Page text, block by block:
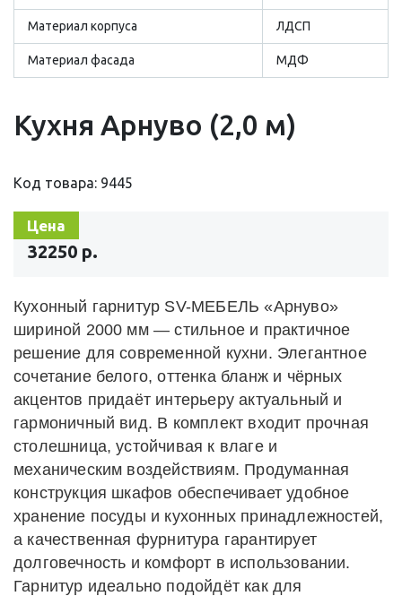
Материал корпуса ЛДСП
Материал фасада МДФ
Кухня Арнуво (2,0 м)
Код товара: 9445
Цена
32250 р.
Кухонный гарнитур SV-МЕБЕЛЬ «Арнуво»
шириной 2000 мм — стильное и практичное
решение для современной кухни. Элегантное
сочетание белого, оттенка бланж и чёрных
акцентов придаёт интерьеру актуальный и
гармоничный вид. В комплект входит прочная
столешница, устойчивая к влаге и
механическим воздействиям. Продуманная
конструкция шкафов обеспечивает удобное
хранение посуды и кухонных принадлежностей,
а качественная фурнитура гарантирует
долговечность и комфорт в использовании.
Гарнитур идеально подойдёт как для